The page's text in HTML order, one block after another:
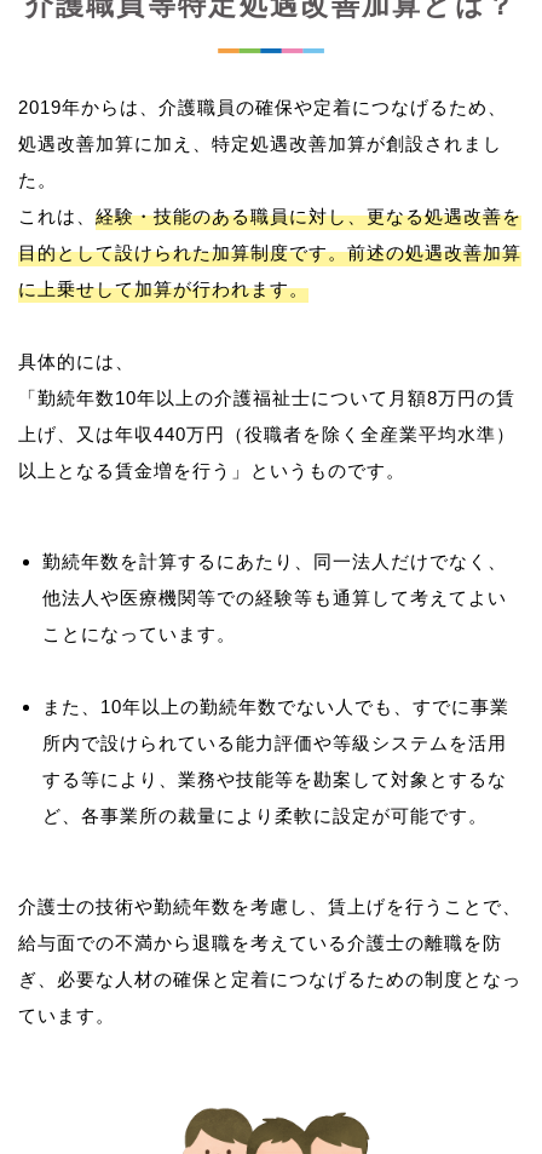
2019年からは、介護職員の確保や定着につなげるため、
処遇改善加算に加え、特定処遇改善加算が創設されまし
た。
これは、 経験・技能のある職員に対し、更なる処遇改善を
目的として設けられた加算制度です。前述の処遇改善加算
に上乗せして加算が行われます。
具体的には、
「勤続年数10年以上の介護福祉士について月額8万円の賃
上げ、又は年収440万円（役職者を除く全産業平均水準）
勤続年数を計算するにあたり、同一法人だけでなく、
他法人や医療機関等での経験等も通算して考えてよい
ことになっています。
また、10年以上の勤続年数でない人でも、すでに事業
所内で設けられている能力評価や等級システムを活用
する等により、業務や技能等を勘案して対象とするな
ど、各事業所の裁量により柔軟に設定が可能です。
介護士の技術や勤続年数を考慮し、賃上げを行うことで、
給与面での不満から退職を考えている介護士の離職を防
ぎ、必要な人材の確保と定着につなげるための制度となっ
ています。